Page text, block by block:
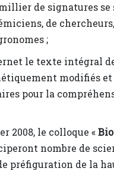
de signatures
de
;
le texte intégral
modifiés
pour la
2008, le colloque «
nombre de
préfiguration de la